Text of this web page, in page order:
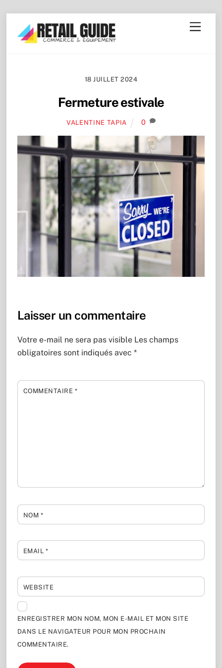
content
Menu
18 JUILLET 2024
Fermeture estivale
VALENTINE TAPIA 0
Laisser un commentaire
Votre e-mail ne sera pas visible Les champs
obligatoires sont indiqués avec *
COMMENTAIRE *
NOM *
EMAIL *
WEBSITE
ENREGISTRER MON NOM, MON E-MAIL ET MON SITE
DANS LE NAVIGATEUR POUR MON PROCHAIN
COMMENTAIRE.